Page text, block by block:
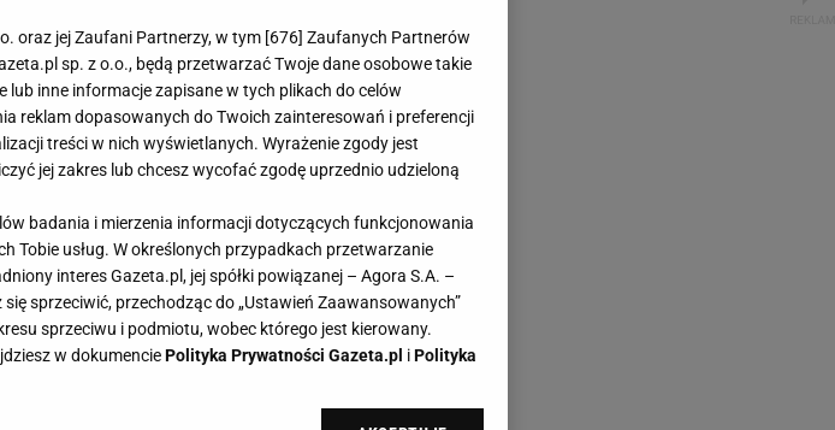
oraz jej Zaufani Partnerzy, w tym [676] Zaufanych Partnerów
sp. z o.o., będą przetwarzać Twoje dane osobowe takie
lub inne informacje zapisane w tych plikach do celów
reklam dopasowanych do Twoich zainteresowań i preferencji
treści w nich wyświetlanych. Wyrażenie zgody jest
jej zakres lub chcesz wycofać zgodę uprzednio udzieloną
badania i mierzenia informacji dotyczących funkcjonowania
Tobie usług. W określonych przypadkach przetwarzanie
interes Gazeta.pl, jej spółki powiązanej – Agora S.A. –
sprzeciwić, przechodząc do „Ustawień Zaawansowanych”
sprzeciwu i podmiotu, wobec którego jest kierowany.
w dokumenciePolityka Prywatności Gazeta.pl iPolityka